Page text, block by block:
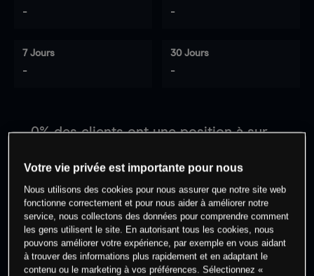
- -
7 Jours
-
30 Jours
-
0% des clients ont une position àsur
Commencez à trader
Votre vie privée est importante pour nous
Nous utilisons des cookies pour nous assurer que notre site web
fonctionne correctement et pour nous aider à améliorer notre
service, nous collectons des données pour comprendre comment
les gens utilisent le site. En autorisant tous les cookies, nous
pouvons améliorer votre expérience, par exemple en vous aidant
à trouver des informations plus rapidement et en adaptant le
contenu ou le marketing à vos préférences. Sélectionnez «